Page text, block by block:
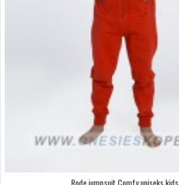
Rode jumpsuit Comfy uniseks kids